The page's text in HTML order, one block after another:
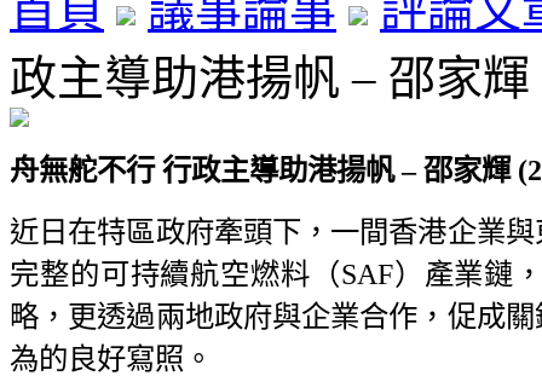
政主導助港揚帆 – 邵家輝
舟無舵不行行政主導助港揚帆 – 邵家輝
近日在特區政府牽頭下，一間香港企業
完整的可持續航空燃料（SAF）產業鏈
略，更透過兩地政府與企業合作，促成
為的良好寫照。